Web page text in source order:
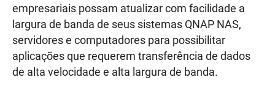
empresariais possam atualizar com facilidade a
largura de banda de seus sistemas QNAP NAS,
servidores e computadores para possibilitar
aplicações que requerem transferência de dados
de alta velocidade e alta largura de banda.